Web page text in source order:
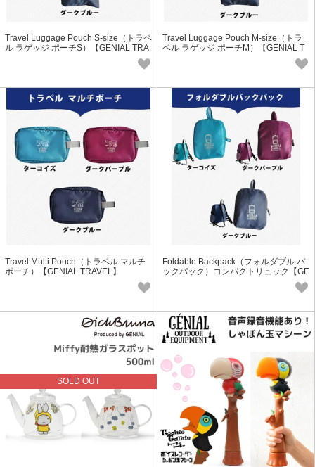
Travel Luggage Pouch S-size（トラベ
ル ラゲッジ ポーチS）【GENIAL TRA
Travel Luggage Pouch M-size（トラ
ベル ラゲッジ ポーチM）【GENIAL T
Travel Multi Pouch（トラベル マルチ
ポーチ）【GENIAL TRAVEL】
Foldable Backpack（フォルダブル バ
ックパック）コンパクトリュック【GE
SOLD OUT